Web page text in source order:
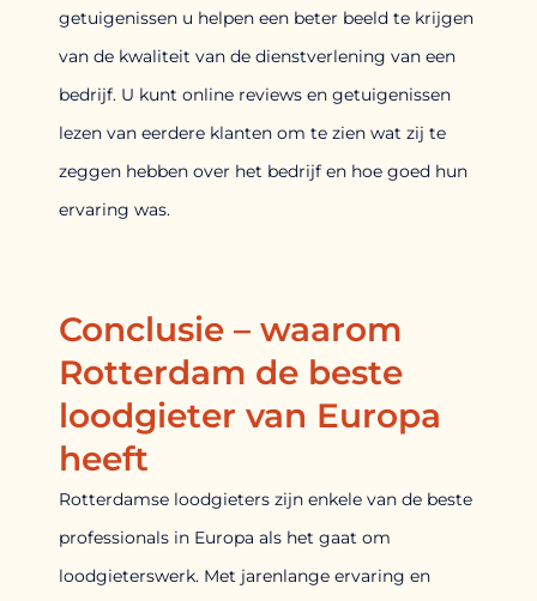
getuigenissen u helpen een beter beeld te krijgen
van de kwaliteit van de dienstverlening van een
bedrijf. U kunt online reviews en getuigenissen
lezen van eerdere klanten om te zien wat zij te
zeggen hebben over het bedrijf en hoe goed hun
ervaring was.
Conclusie – waarom
Rotterdam de beste
loodgieter van Europa
heeft
Rotterdamse loodgieters zijn enkele van de beste
professionals in Europa als het gaat om
loodgieterswerk. Met jarenlange ervaring en